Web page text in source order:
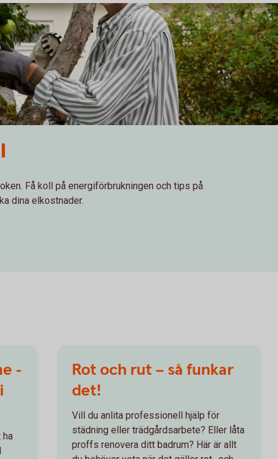
Få koll på energiförbrukningen och tips på
dina elkostnader.
-
ha
Rot och rut – så funkar
det!
Vill du anlita professionell hjälp för
städning eller trädgårdsarbete? Eller låta
proffs renovera ditt badrum? Här är allt